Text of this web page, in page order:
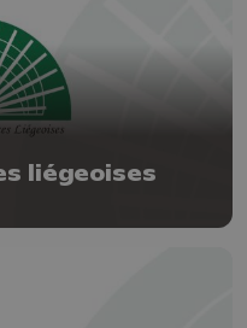
liégeoises